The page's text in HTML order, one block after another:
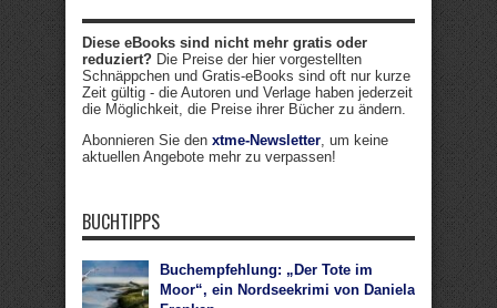
Diese eBooks sind nicht mehr gratis oder
reduziert? Die Preise der hier vorgestellten
Schnäppchen und Gratis-eBooks sind oft nur kurze
Zeit gültig - die Autoren und Verlage haben jederzeit
die Möglichkeit, die Preise ihrer Bücher zu ändern.
Abonnieren Sie den xtme-Newsletter , um keine
aktuellen Angebote mehr zu verpassen!
BUCHTIPPS
Buchempfehlung: „Der Tote im
Moor“, ein Nordseekrimi von Daniela